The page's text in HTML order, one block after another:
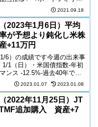
＞米国株・日本株の推移＜
週比：-0.6％＜NSADAQ＞先
＜日経...
2021.09.18
2023年1月6日）平均
が予想より鈍化し米株
+11万円
6）の成績です今週の出来事
1/1（日）・米国債指数-年初
ンス -12.5%-過去40年で最
幅・中国/香港株-単年合計
時価総額消失-一方
など大手金...
2023.01.07 2023.01.08
2022年11月25日）JT
追加購入 資産+7